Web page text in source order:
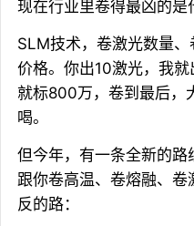
现在行业里卷得最凶的是
SLM技术，卷激光数量
价格。你出10激光，我
就标800万，卷到最后，
喝。
但今年，有一条全新的
跟你卷高温、卷熔融、
反的路：